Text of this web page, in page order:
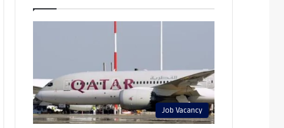
Job Vacancy